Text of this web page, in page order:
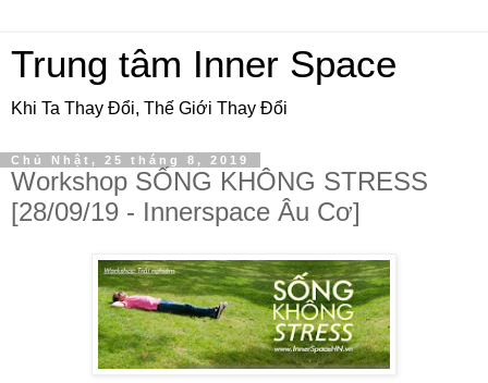
Trung tâm Inner Space
Khi Ta Thay Đổi, Thế Giới Thay Đổi
Chủ Nhật, 25 tháng 8, 2019
Workshop SỐNG KHÔNG STRESS
[28/09/19 - Innerspace Âu Cơ]